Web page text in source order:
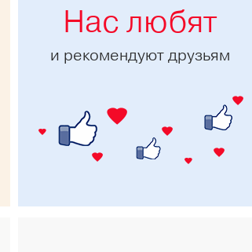
Нас любят
и рекомендуют друзьям